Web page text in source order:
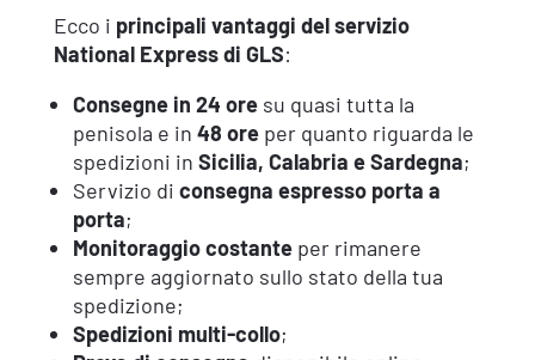
Ecco i principali vantaggi del servizio
National Express di GLS:
Consegne in 24 oresu quasi tutta la
penisola e in 48 oreper quanto riguarda le
spedizioni in Sicilia, Calabria e Sardegna;
Servizio di consegna espresso porta a
porta;
Monitoraggio costanteper rimanere
sempre aggiornato sullo stato della tua
spedizione;
Spedizioni multi-collo;